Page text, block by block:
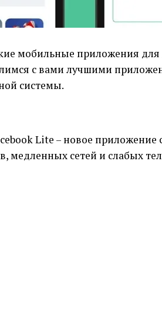
мобильные приложения для
с вами лучшими
системы.
Lite – новое приложение
медленных сетей и слабых